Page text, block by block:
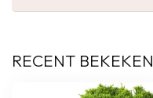
RECENT BEKEKEN